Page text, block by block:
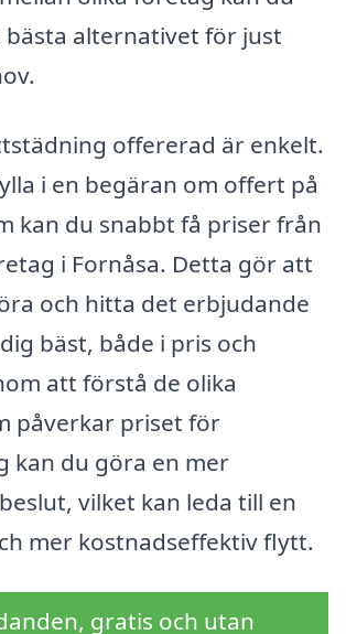
alternativet för just
offererad är enkelt.
i en begäran om offert på
kan du snabbt få priser från
i Fornåsa. Detta gör att
och hitta det erbjudande
bäst, både i pris och
att förstå de olika
påverkar priset för
kan du göra en mer
vilket kan leda till en
mer kostnadseffektiv flytt.
gratis och utan